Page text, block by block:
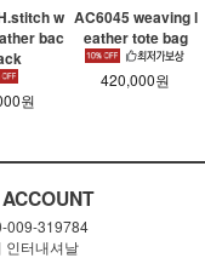
w
bac
원
AC6045 weaving l
eather tote bag
420,000원
009-319784
인터내셔날